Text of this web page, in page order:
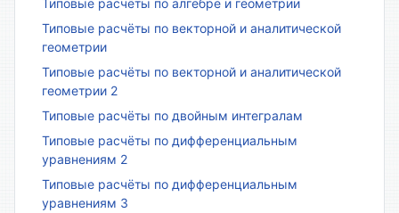
Типовые расчёты по алгебре и геометрии
Типовые расчёты по векторной и аналитической
геометрии
Типовые расчёты по векторной и аналитической
геометрии 2
Типовые расчёты по двойным интегралам
Типовые расчёты по дифференциальным
уравнениям 2
Типовые расчёты по дифференциальным
уравнениям 3